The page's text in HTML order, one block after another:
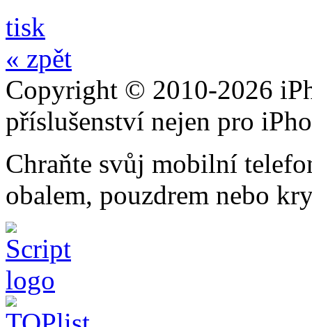
tisk
« zpět
Copyright © 2010-2026
příslušenství nejen pro
Chraňte svůj mobilní
obalem, pouzdrem nebo